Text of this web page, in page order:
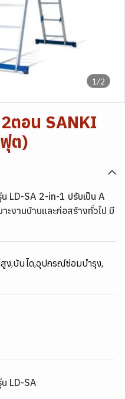
1/2
ตอน SANKI
ต)
LD-SA 2-in-1 ปรับเป็น A
ะงานบ้านและก่อสร้างทั่วไป มี
ง,บันได,อุปกรณ์ซ่อมบำรุง,
LD-SA